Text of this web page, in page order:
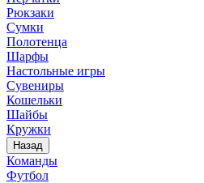
Рюкзаки
Сумки
Полотенца
Шарфы
Настольные игры
Сувениры
Кошельки
Шайбы
Кружки
Назад
Команды
Футбол